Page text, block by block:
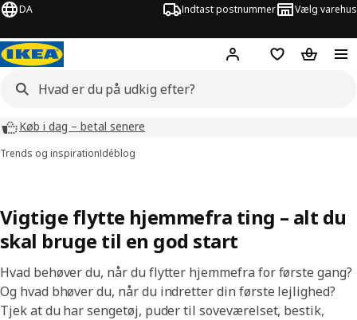
DA Indtast postnummer Vælg varehus
Hej! Log ind her
Huskeliste
Kurv
Køb i dag – betal senere
Trends og inspirationIdéblog
Vigtige flytte hjemmefra ting – alt du
skal bruge til en god start
Hvad behøver du, når du flytter hjemmefra for første gang?
Og hvad bhøver du, når du indretter din første lejlighed?
Tjek at du har sengetøj, puder til soveværelset, bestik,